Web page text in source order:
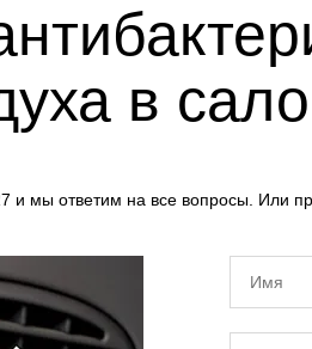
в
и мы ответим на все вопросы. Или